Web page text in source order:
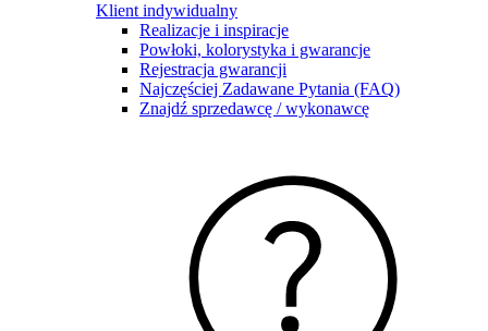
Klient indywidualny
Realizacje i inspiracje
Powłoki, kolorystyka i gwarancje
Rejestracja gwarancji
Najczęściej Zadawane Pytania (FAQ)
Znajdź sprzedawcę / wykonawcę